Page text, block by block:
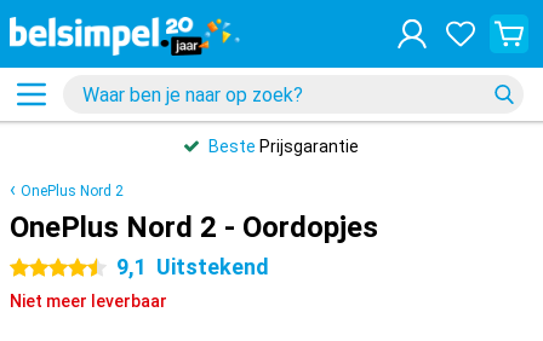
Beste Prijsgarantie
OnePlus Nord 2
OnePlus Nord 2 - Oordopjes
4.5 sterren 9,1 Uitstekend
Niet meer leverbaar